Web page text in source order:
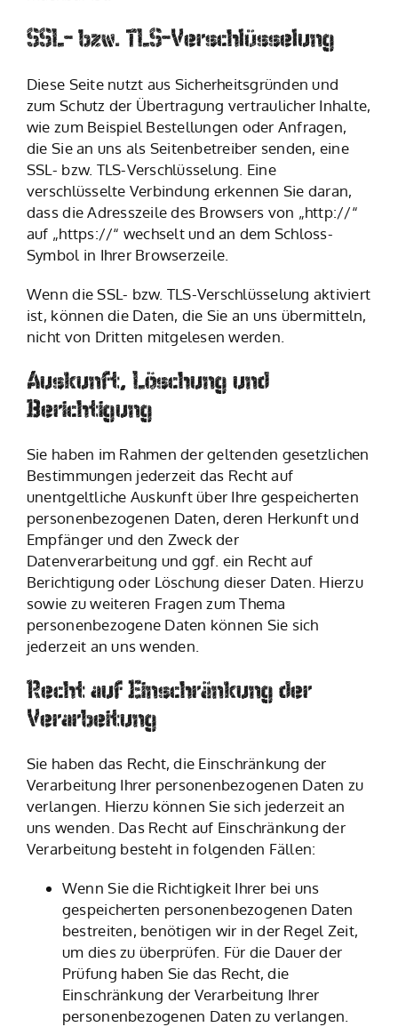
SSL- bzw. TLS-Verschlüsselung
Diese Seite nutzt aus Sicherheitsgründen und
zum Schutz der Übertragung vertraulicher Inhalte,
wie zum Beispiel Bestellungen oder Anfragen,
die Sie an uns als Seitenbetreiber senden, eine
SSL- bzw. TLS-Verschlüsselung. Eine
verschlüsselte Verbindung erkennen Sie daran,
dass die Adresszeile des Browsers von „http://“
auf „https://“ wechselt und an dem Schloss-
Symbol in Ihrer Browserzeile.
Wenn die SSL- bzw. TLS-Verschlüsselung aktiviert
ist, können die Daten, die Sie an uns übermitteln,
nicht von Dritten mitgelesen werden.
Auskunft, Löschung und
Berichtigung
Sie haben im Rahmen der geltenden gesetzlichen
Bestimmungen jederzeit das Recht auf
unentgeltliche Auskunft über Ihre gespeicherten
personenbezogenen Daten, deren Herkunft und
Empfänger und den Zweck der
Datenverarbeitung und ggf. ein Recht auf
Berichtigung oder Löschung dieser Daten. Hierzu
sowie zu weiteren Fragen zum Thema
personenbezogene Daten können Sie sich
jederzeit an uns wenden.
Recht auf Einschränkung der
Verarbeitung
Sie haben das Recht, die Einschränkung der
Verarbeitung Ihrer personenbezogenen Daten zu
verlangen. Hierzu können Sie sich jederzeit an
uns wenden. Das Recht auf Einschränkung der
Verarbeitung besteht in folgenden Fällen:
Wenn Sie die Richtigkeit Ihrer bei uns
gespeicherten personenbezogenen Daten
bestreiten, benötigen wir in der Regel Zeit,
um dies zu überprüfen. Für die Dauer der
Prüfung haben Sie das Recht, die
Einschränkung der Verarbeitung Ihrer
personenbezogenen Daten zu verlangen.